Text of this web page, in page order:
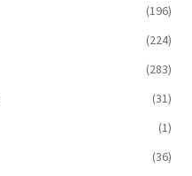
(196)
(224)
(283)
(31)
(1)
(36)